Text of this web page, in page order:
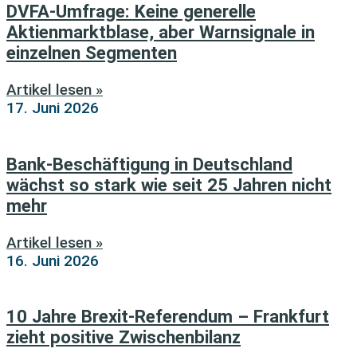
DVFA-Umfrage: Keine generelle
Aktienmarktblase, aber Warnsignale in
einzelnen Segmenten
Artikel lesen »
17. Juni 2026
Bank-Beschäftigung in Deutschland
wächst so stark wie seit 25 Jahren nicht
mehr
Artikel lesen »
16. Juni 2026
10 Jahre Brexit-Referendum – Frankfurt
zieht positive Zwischenbilanz